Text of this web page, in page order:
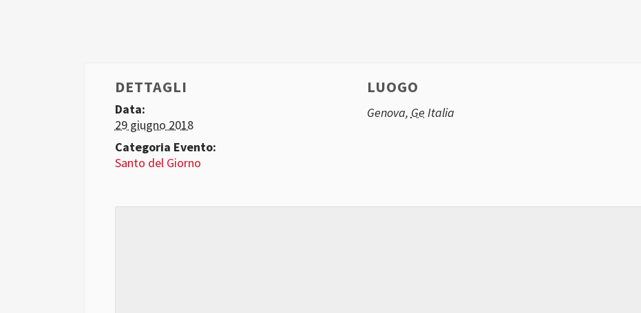
DETTAGLI
Data:
29 giugno 2018
Categoria Evento:
Santo del Giorno
LUOGO
Genova, Ge Italia